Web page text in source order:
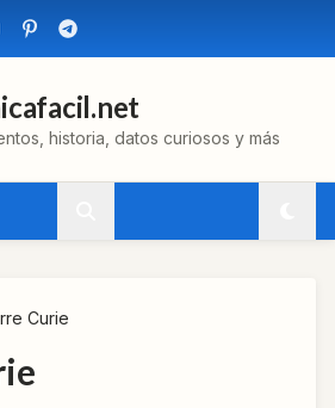
historia, datos curiosos y más
Curie